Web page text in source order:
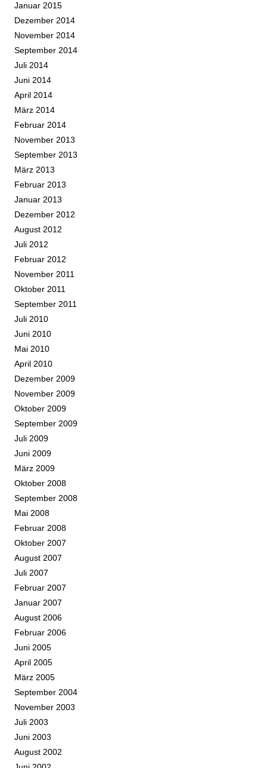
Januar 2015
Dezember 2014
November 2014
September 2014
Juli 2014
Juni 2014
April 2014
März 2014
Februar 2014
November 2013
September 2013
März 2013
Februar 2013
Januar 2013
Dezember 2012
August 2012
Juli 2012
Februar 2012
November 2011
Oktober 2011
September 2011
Juli 2010
Juni 2010
Mai 2010
April 2010
Dezember 2009
November 2009
Oktober 2009
September 2009
Juli 2009
Juni 2009
März 2009
Oktober 2008
September 2008
Mai 2008
Februar 2008
Oktober 2007
August 2007
Juli 2007
Februar 2007
Januar 2007
August 2006
Februar 2006
Juni 2005
April 2005
März 2005
September 2004
November 2003
Juli 2003
Juni 2003
August 2002